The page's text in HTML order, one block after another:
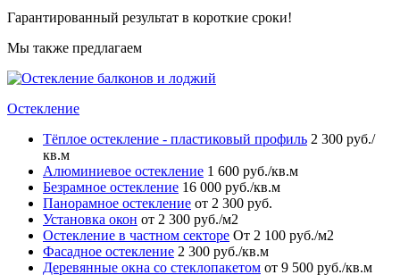
Гарантированный результат в короткие сроки!
Мы также предлагаем
Остекление
Тёплое остекление - пластиковый профиль 2 300 руб./
кв.м
Алюминиевое остекление 1 600 руб./кв.м
Безрамное остекление 16 000 руб./кв.м
Панорамное остекление от 2 300 руб.
Установка окон от 2 300 руб./м2
Остекление в частном секторе От 2 100 руб./м2
Фасадное остекление 2 300 руб./кв.м
Деревянные окна со стеклопакетом от 9 500 руб./кв.м